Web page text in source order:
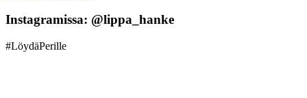
Instagramissa: @lippa_hanke
#LöydäPerille